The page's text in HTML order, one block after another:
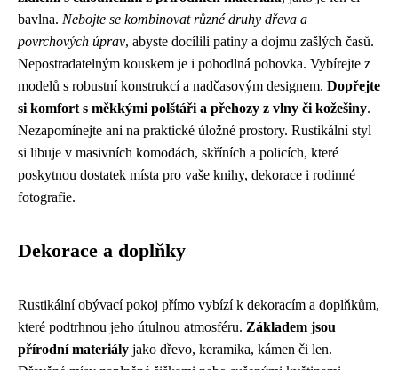
bavlna. Nebojte se kombinovat různé druhy dřeva a
povrchových úprav, abyste docílili patiny a dojmu zašlých časů.
Nepostradatelným kouskem je i pohodlná pohovka. Vybírejte z
modelů s robustní konstrukcí a nadčasovým designem. Dopřejte
si komfort s měkkými polštáři a přehozy z vlny či kožešiny.
Nezapomínejte ani na praktické úložné prostory. Rustikální styl
si libuje v masivních komodách, skříních a policích, které
poskytnou dostatek místa pro vaše knihy, dekorace i rodinné
fotografie.
Dekorace a doplňky
Rustikální obývací pokoj přímo vybízí k dekoracím a doplňkům,
které podtrhnou jeho útulnou atmosféru. Základem jsou
přírodní materiály jako dřevo, keramika, kámen či len.